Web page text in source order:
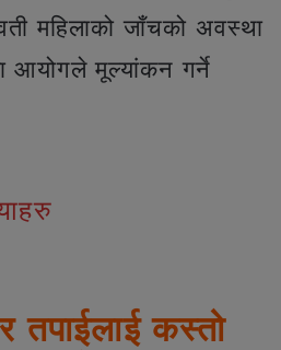
महिलाको जाँचको अवस्था
मूल्यांकन गर्ने
तपाईलाई कस्तो